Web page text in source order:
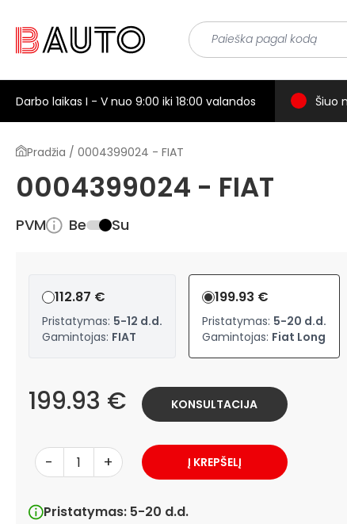
Darbo laikas I - V nuo 9:00 iki 18:00 valandos Šiuo
Pradžia / 0004399024 - FIAT
0004399024 - FIAT
PVM Be Su
112.87 €
Pristatymas: 5-12 d.d.
Gamintojas: FIAT
199.93 €
Pristatymas: 5-20 d.d.
Gamintojas: Fiat Long
199.93 €
- +
Pristatymas: 5-20 d.d.
Į KREPŠELĮ
KONSULTACIJA